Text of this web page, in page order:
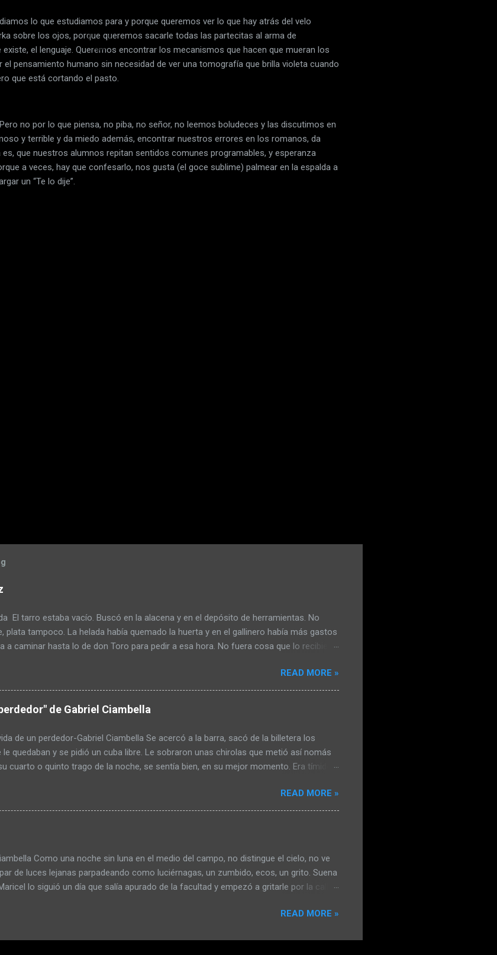
lo que estudiamos para y porque queremos ver lo que hay atrás del velo
sobre los ojos, porque queremos sacarle todas las partecitas al arma de
el lenguaje. Queremos encontrar los mecanismos que hacen que mueran los
pensamiento humano sin necesidad de ver una tomografía que brilla violeta cuando
que está cortando el pasto.
no por lo que piensa, no piba, no señor, no leemos boludeces y las discutimos en
y terrible y da miedo además, encontrar nuestros errores en los romanos, da
que nuestros alumnos repitan sentidos comunes programables, y esperanza
a veces, hay que confesarlo, nos gusta (el goce sublime) palmear en la espalda a
un “Te lo dije”.
El tarro estaba vacío. Buscó en la alacena y en el depósito de herramientas. No
plata tampoco. La helada había quemado la huerta y en el gallinero había más gastos
a caminar hasta lo de don Toro para pedir a esa hora. No fuera cosa que lo recibiera
el mate pero escupió tres al hilo para mejorar el sabor. No estaba conforme y
pero tenía poco azúcar. Pagar la deuda con la cooperativa eléctrica le había le
tenía para comprar en el pueblo. Se había comido las dos gallinas viejas y las había
de guiso. De paso se ahorraba el alimento. Pero hasta ahí, no iba a matar más
balines que tenía en el galpón. Re...
READ MORE »
de Gabriel Ciambella
de un perdedor-Gabriel Ciambella Se acercó a la barra, sacó de la billetera los
quedaban y se pidió un cuba libre. Le sobraron unas chirolas que metió así nomás
cuarto o quinto trago de la noche, se sentía bien, en su mejor momento. Era tímido y
horas con la noche, el reggaetón y la bachata, e incluso olvidarse de la evidente
sus caderas. Cuando volvió a encontrarse con Antonella y Carlos, le dijeron que
cansados y listos para irse a dormir. A él no le convenció la idea. Su etílico coraje
de Candelaria, la madrileña con la que había estado conversa...
READ MORE »
Como una noche sin luna en el medio del campo, no distingue el cielo, no ve
de luces lejanas parpadeando como luciérnagas, un zumbido, ecos, un grito. Suena
lo siguió un día que salía apurado de la facultad y empezó a gritarle por la calle,
del micro. Los dos tomaban el 104, apenas se saludaban, hola y chau; desde ese
intentó poner una excusa que no le salió. Le terminó contando que su papá le había
READ MORE »